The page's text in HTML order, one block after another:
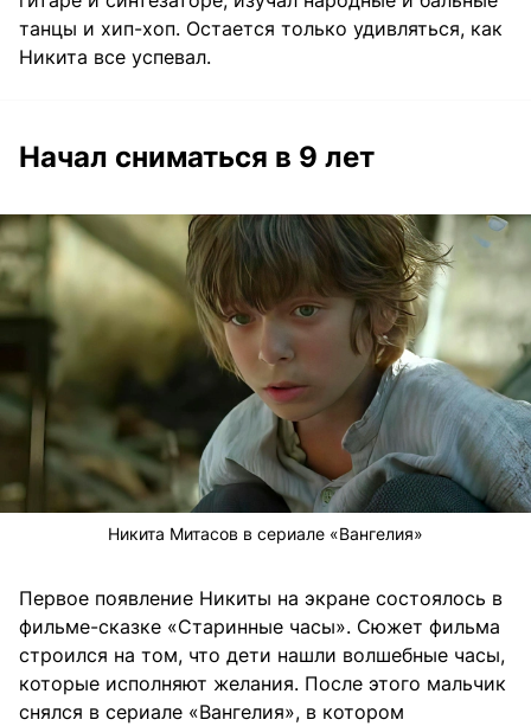
танцы и хип-хоп. Остается только удивляться, как
Никита все успевал.
Начал сниматься в 9 лет
Никита Митасов в сериале «Вангелия»
Первое появление Никиты на экране состоялось в
фильме-сказке «Старинные часы». Сюжет фильма
строился на том, что дети нашли волшебные часы,
которые исполняют желания. После этого мальчик
снялся в сериале «Вангелия», в котором